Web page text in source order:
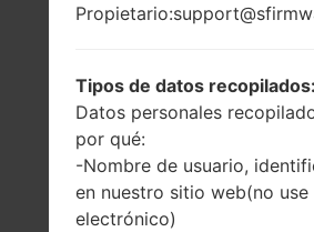
Tipos de datos recopilados:
Datos personales
por qué:
-Nombre de usuario,
en nuestro sitio web(no use
electrónico)